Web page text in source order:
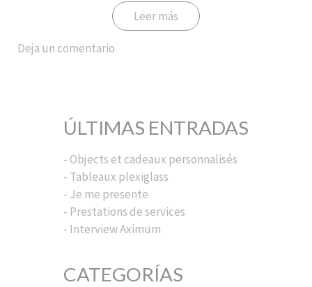
Leer más
Deja un comentario
ÚLTIMAS ENTRADAS
- Objects et cadeaux personnalisés
- Tableaux plexiglass
- Je me presente
- Prestations de services
- Interview Aximum
CATEGORÍAS